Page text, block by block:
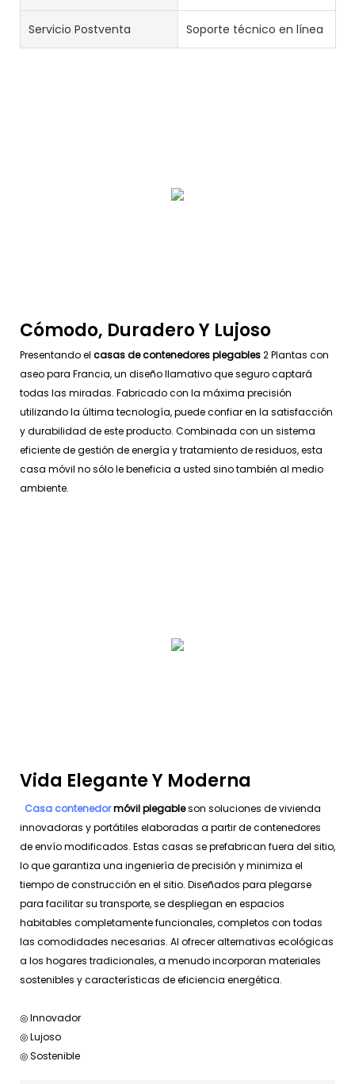
Servicio Postventa Soporte técnico en línea
Cómodo, Duradero Y Lujoso
Presentando el casas de contenedores plegables2 Plantas con
aseo para Francia, un diseño llamativo que seguro captará
todas las miradas. Fabricado con la máxima precisión
utilizando la última tecnología, puede confiar en la satisfacción
y durabilidad de este producto. Combinada con un sistema
eficiente de gestión de energía y tratamiento de residuos, esta
casa móvil no sólo le beneficia a usted sino también al medio
ambiente.
Vida Elegante Y Moderna
Casa contenedormóvil plegableson soluciones de vivienda
innovadoras y portátiles elaboradas a partir de contenedores
de envío modificados. Estas casas se prefabrican fuera del sitio,
lo que garantiza una ingeniería de precisión y minimiza el
tiempo de construcción en el sitio. Diseñados para plegarse
para facilitar su transporte, se despliegan en espacios
habitables completamente funcionales, completos con todas
las comodidades necesarias. Al ofrecer alternativas ecológicas
a los hogares tradicionales, a menudo incorporan materiales
sostenibles y características de eficiencia energética.
◎ Innovador
◎ Lujoso
◎ Sostenible